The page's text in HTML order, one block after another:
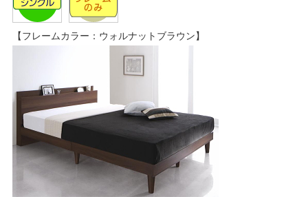
【フレームカラー：ウォルナットブラウン】